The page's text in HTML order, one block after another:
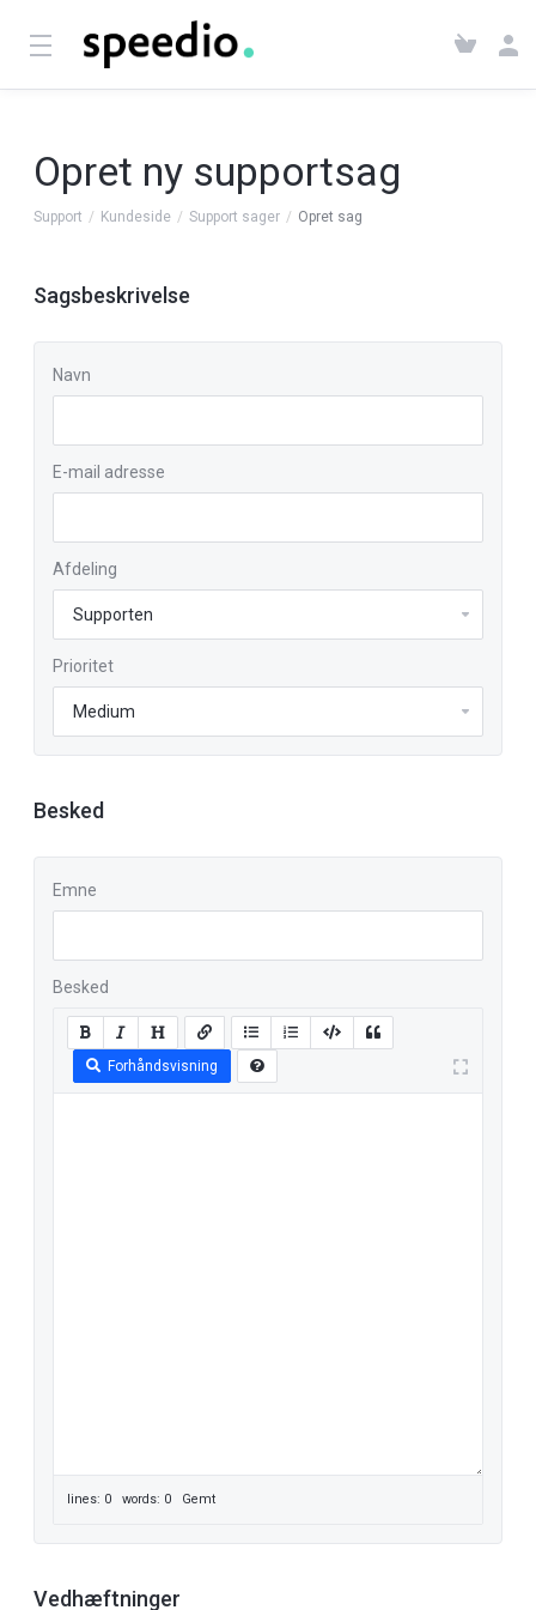
Opret ny supportsag
Support Kundeside Support sager Opret sag
Sagsbeskrivelse
Navn
E-mail adresse
Afdeling
Prioritet
Besked
Emne
Besked
Forhåndsvisning
lines: 0 words: 0 Gemt
Vedhæftninger